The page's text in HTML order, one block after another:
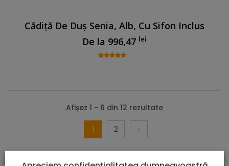
Cădiță De Duș Senia, Alb, Cu Sifon Inclus
De la 996,47 lei
Afișez 1 - 6 din 12 rezultate
1 2